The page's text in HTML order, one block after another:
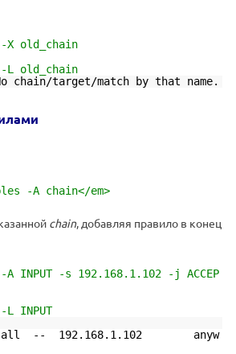
old_chain
old_chain
chain/target/match by that name.
-A chain</em>
chain, добавляя правило в конец
INPUT -s 192.168.1.102 -j ACCEP
INPUT
all -- 192.168.1.102 anyw